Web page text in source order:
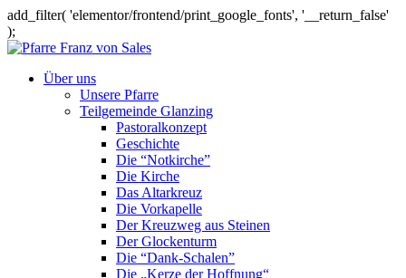
add_filter( 'elementor/frontend/print_google_fonts', '__return_false'
);
Über uns
Unsere Pfarre
Teilgemeinde Glanzing
Pastoralkonzept
Geschichte
Die “Notkirche”
Die Kirche
Das Altarkreuz
Die Vorkapelle
Der Kreuzweg aus Steinen
Der Glockenturm
Die “Dank-Schalen”
Die „Kerze der Hoffnung“